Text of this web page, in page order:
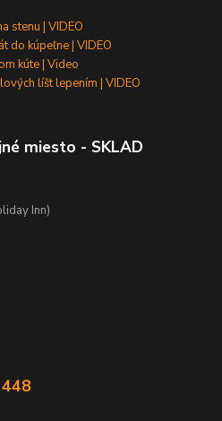
stenu | VIDEO
do kúpeľne | VIDEO
kúte | Video
líšt lepením | VIDEO
miesto - SKLAD
Inn)